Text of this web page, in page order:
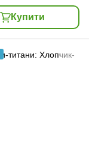
Купити